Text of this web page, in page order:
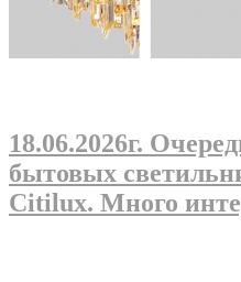
18.06.2026г.
бытовых
Citilux. Много